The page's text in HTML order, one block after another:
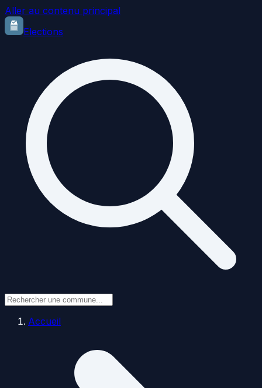
Aller au contenu principal
Elections
Accueil